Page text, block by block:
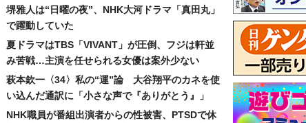
堺雅人は“日曜の夜”、NHK大河ドラマ「真田丸」
で躍動していた
夏ドラマはTBS「VIVANT」が圧倒、フジは軒並
み苦戦…主演を任せられる女優は案外少ない
萩本欽一〈34〉私の“運”論 大谷翔平のカネを使
い込んだ通訳に「小さな声で『ありがとう』」
NHK職員が番組出演者からの性被害、PTSDで休